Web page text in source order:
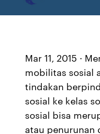
Mar 11, 2015 ·
mobilitas sosial
tindakan
sosial ke kelas
sosial bisa
atau penurunan